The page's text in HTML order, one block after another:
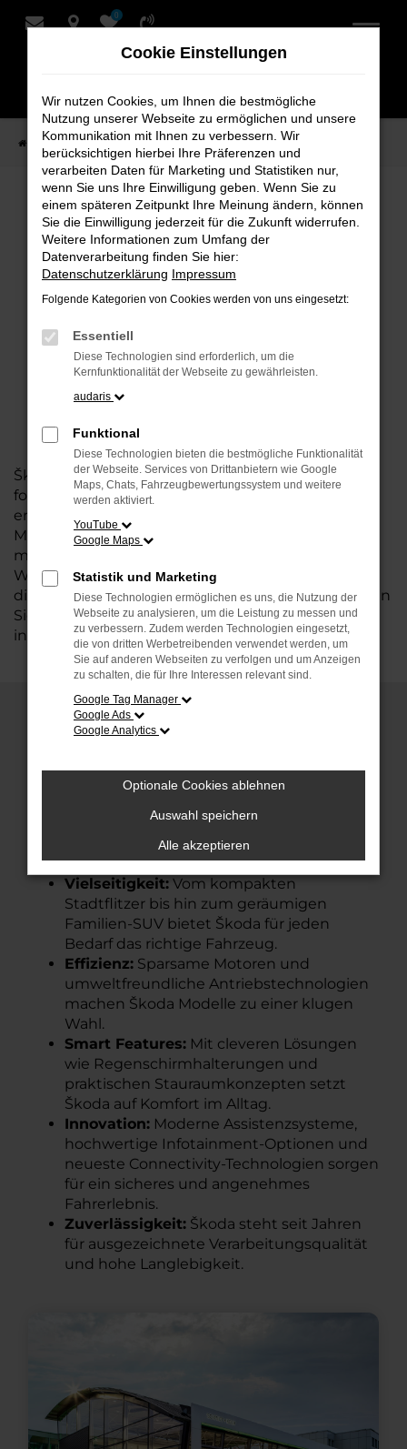
Zum
0
Startseite Marken Škoda
Škoda kaufen bei Schmidt + Koch
Škoda steht für Qualität, Zuverlässigkeit und
fortschrittliche Technologie. Bei Schmidt + Koch
erwartet Sie eine vielseitige Auswahl an Škoda
Modellen, die durch hohen Fahrkomfort und
modernes Design überzeugen. Entdecken Sie die
Welt von Škoda neu – und erleben Sie selbst, was
diese innovative Marke so besonders macht. Lassen
Sie sich von unserer Leidenschaft für Škoda
inspirieren.
Warum einen Škoda kaufen?
Škoda kombiniert Funktionalität, Design und
moderne Technologie. Hier sind einige gute
Gründe, warum ein Škoda die perfekte Wahl für
Vielseitigkeit: Vom kompakten
Stadtflitzer bis hin zum geräumigen
Familien-SUV bietet Škoda für jeden
Bedarf das richtige Fahrzeug.
Effizienz: Sparsame Motoren und
umweltfreundliche Antriebstechnologien
machen Škoda Modelle zu einer klugen
Wahl.
Smart Features: Mit cleveren Lösungen
wie Regenschirmhalterungen und
praktischen Stauraumkonzepten setzt
Škoda auf Komfort im Alltag.
Innovation: Moderne Assistenzsysteme,
hochwertige Infotainment-Optionen und
neueste Connectivity-Technologien sorgen
für ein sicheres und angenehmes
Fahrerlebnis.
Zuverlässigkeit: Škoda steht seit Jahren
für ausgezeichnete Verarbeitungsqualität
und hohe Langlebigkeit.
Cookie Einstellungen
Wir nutzen Cookies, um Ihnen die bestmögliche
Nutzung unserer Webseite zu ermöglichen und unsere
Kommunikation mit Ihnen zu verbessern. Wir
berücksichtigen hierbei Ihre Präferenzen und
verarbeiten Daten für Marketing und Statistiken nur,
wenn Sie uns Ihre Einwilligung geben. Wenn Sie zu
einem späteren Zeitpunkt Ihre Meinung ändern, können
Sie die Einwilligung jederzeit für die Zukunft widerrufen.
Weitere Informationen zum Umfang der
Datenverarbeitung finden Sie hier:
Datenschutzerklärung Impressum
Folgende Kategorien von Cookies werden von uns eingesetzt:
Essentiell
Diese Technologien sind erforderlich, um die
Kernfunktionalität der Webseite zu gewährleisten.
audaris
Funktional
Diese Technologien bieten die bestmögliche Funktionalität
der Webseite. Services von Drittanbietern wie Google
Maps, Chats, Fahrzeugbewertungssystem und weitere
werden aktiviert.
YouTube
Google Maps
Statistik und Marketing
Diese Technologien ermöglichen es uns, die Nutzung der
Webseite zu analysieren, um die Leistung zu messen und
zu verbessern. Zudem werden Technologien eingesetzt,
die von dritten Werbetreibenden verwendet werden, um
Sie auf anderen Webseiten zu verfolgen und um Anzeigen
zu schalten, die für Ihre Interessen relevant sind.
Google Tag Manager
Google Ads
Google Analytics
Optionale Cookies ablehnen
Auswahl speichern
Alle akzeptieren